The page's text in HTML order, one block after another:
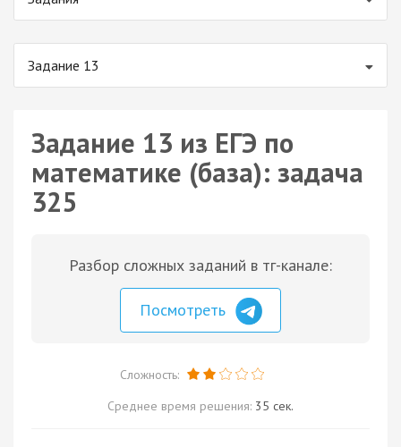
Задание 13
Задание 13 из ЕГЭ по
математике (база): задача
325
Разбор сложных заданий в тг-канале:
Посмотреть
Сложность:
Среднее время решения: 35 сек.